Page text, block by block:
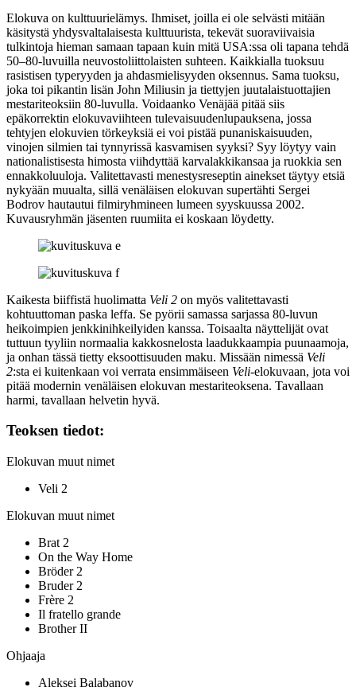
Elokuva on kulttuurielämys. Ihmiset, joilla ei ole selvästi mitään
käsitystä yhdysvaltalaisesta kulttuurista, tekevät suoraviivaisia
tulkintoja hieman samaan tapaan kuin mitä USA:ssa oli tapana tehdä
50–80‑luvuilla neuvostoliittolaisten suhteen. Kaikkialla tuoksuu
rasistisen typeryyden ja ahdasmielisyyden oksennus. Sama tuoksu,
joka toi pikantin lisän John Miliusin ja tiettyjen juutalaistuottajien
mestariteoksiin 80‑luvulla. Voidaanko Venäjää pitää siis
epäkorrektin elokuvaviihteen tulevaisuudenlupauksena, jossa
tehtyjen elokuvien törkeyksiä ei voi pistää punaniskaisuuden,
vinojen silmien tai tynnyrissä kasvamisen syyksi? Syy löytyy vain
nationalistisesta himosta viihdyttää karvalakkikansaa ja ruokkia sen
ennakkoluuloja. Valitettavasti menestysreseptin ainekset täytyy etsiä
nykyään muualta, sillä venäläisen elokuvan supertähti Sergei
Bodrov hautautui filmiryhmineen lumeen syyskuussa 2002.
Kuvausryhmän jäsenten ruumiita ei koskaan löydetty.
Kaikesta biiffistä huolimatta Veli 2 on myös valitettavasti
kohtuuttoman paska leffa. Se pyörii samassa sarjassa 80‑luvun
heikoimpien jenkkinihkeilyiden kanssa. Toisaalta näyttelijät ovat
tuttuun tyyliin normaalia kakkosnelosta laadukkaampia puunaamoja,
ja onhan tässä tietty eksoottisuuden maku. Missään nimessä Veli
2:sta ei kuitenkaan voi verrata ensimmäiseen Veli-elokuvaan, jota voi
pitää modernin venäläisen elokuvan mestariteoksena. Tavallaan
harmi, tavallaan helvetin hyvä.
Teoksen tiedot:
Elokuvan muut nimet
Veli 2
Elokuvan muut nimet
Brat 2
On the Way Home
Bröder 2
Bruder 2
Frère 2
Il fratello grande
Brother II
Ohjaaja
Aleksei Balabanov